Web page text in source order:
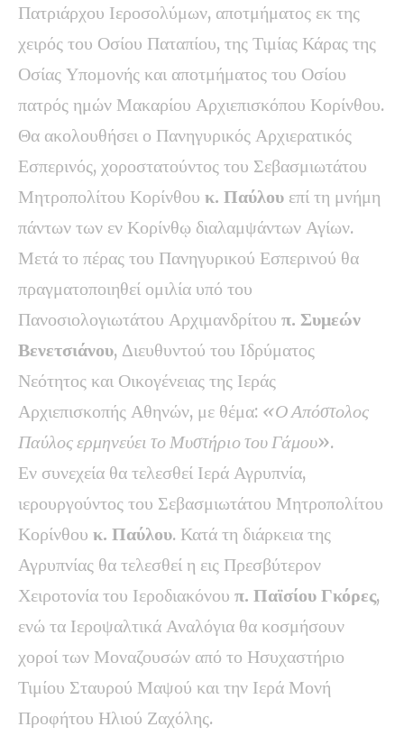
Πατριάρχου Ιεροσολύμων, αποτμήματος εκ της
χειρός του Οσίου Παταπίου, της Τιμίας Κάρας της
Οσίας Υπομονής και αποτμήματος του Οσίου
πατρός ημών Μακαρίου Αρχιεπισκόπου Κορίνθου.
Θα ακολουθήσει ο Πανηγυρικός Αρχιερατικός
Εσπερινός, χοροστατούντος του Σεβασμιωτάτου
Μητροπολίτου Κορίνθου κ. Παύλου επί τη μνήμη
πάντων των εν Κορίνθῳ διαλαμψάντων Αγίων.
Μετά το πέρας του Πανηγυρικού Εσπερινού θα
πραγματοποιηθεί ομιλία υπό του
Πανοσιολογιωτάτου Αρχιμανδρίτου π. Συμεών
Βενετσιάνου, Διευθυντού του Ιδρύματος
Νεότητος και Οικογένειας της Ιεράς
Αρχιεπισκοπής Αθηνών, με θέμα: «Ο Απόστολος
Παύλος ερμηνεύει το Μυστήριο του Γάμου».
Εν συνεχεία θα τελεσθεί Ιερά Αγρυπνία,
ιερουργούντος του Σεβασμιωτάτου Μητροπολίτου
Κορίνθου κ. Παύλου. Κατά τη διάρκεια της
Αγρυπνίας θα τελεσθεί η εις Πρεσβύτερον
Χειροτονία του Ιεροδιακόνου π. Παϊσίου Γκόρες,
ενώ τα Ιεροψαλτικά Αναλόγια θα κοσμήσουν
χοροί των Μοναζουσών από το Ησυχαστήριο
Τιμίου Σταυρού Μαψού και την Ιερά Μονή
Προφήτου Ηλιού Ζαχόλης.